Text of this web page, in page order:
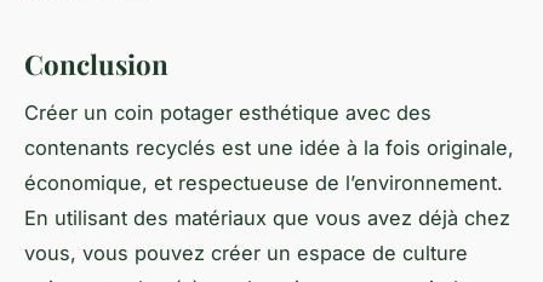
Conclusion
Créer un coin potager esthétique avec des
contenants recyclés est une idée à la fois originale,
économique, et respectueuse de l’environnement.
En utilisant des matériaux que vous avez déjà chez
vous, vous pouvez créer un espace de culture